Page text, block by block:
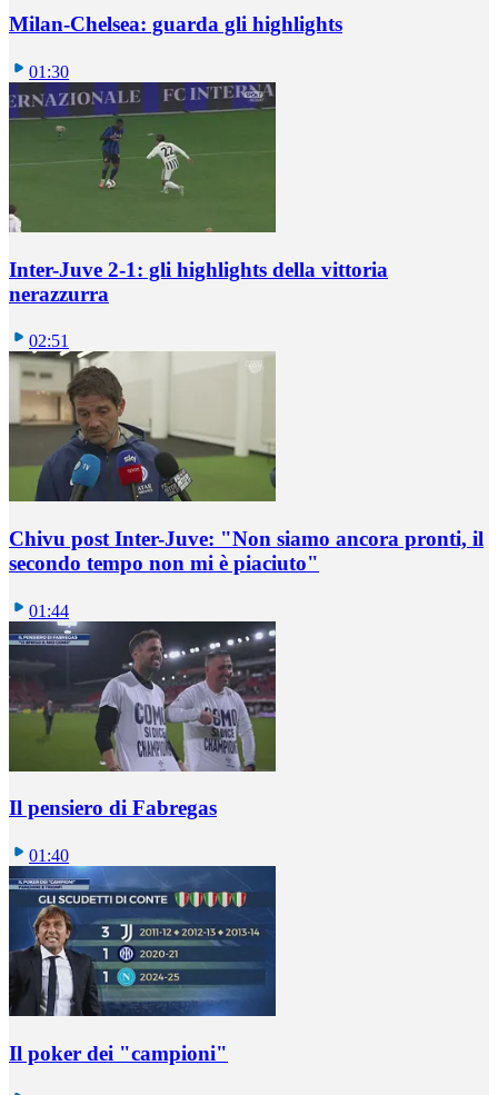
Milan-Chelsea: guarda gli highlights
01:30
Inter-Juve 2-1: gli highlights della vittoria
nerazzurra
02:51
Chivu post Inter-Juve: "Non siamo ancora pronti, il
secondo tempo non mi è piaciuto"
01:44
Il pensiero di Fabregas
01:40
Il poker dei "campioni"